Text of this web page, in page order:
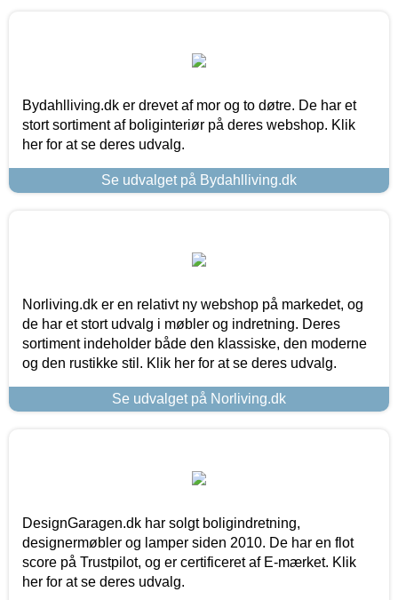
Bydahlliving.dk er drevet af mor og to døtre. De har et
stort sortiment af boliginteriør på deres webshop. Klik
her for at se deres udvalg.
Se udvalget på Bydahlliving.dk
Norliving.dk er en relativt ny webshop på markedet, og
de har et stort udvalg i møbler og indretning. Deres
sortiment indeholder både den klassiske, den moderne
og den rustikke stil. Klik her for at se deres udvalg.
Se udvalget på Norliving.dk
DesignGaragen.dk har solgt boligindretning,
designermøbler og lamper siden 2010. De har en flot
score på Trustpilot, og er certificeret af E-mærket. Klik
her for at se deres udvalg.